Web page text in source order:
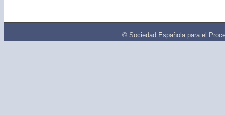
© Sociedad Española para el